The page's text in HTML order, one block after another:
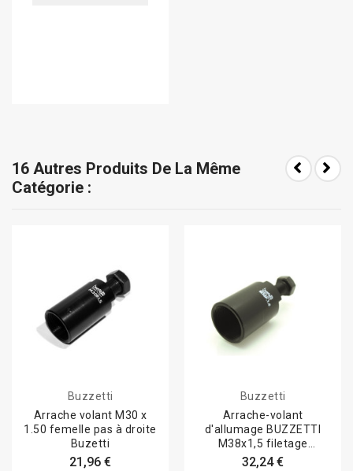
16 Autres Produits De La Même
Catégorie :
Buzzetti
Arrache volant M30 x
1.50 femelle pas à droite
Buzetti
21,96 €
Buzzetti
Arrache-volant
d'allumage BUZZETTI
M38x1,5 filetage
intérieur/pas à droite
32,24 €